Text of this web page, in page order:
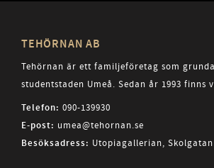
TEHÖRNAN AB
Tehörnan är ett familjeföretag som
studentstaden Umeå. Sedan år 1993 finns
Telefon: 090-139930
E-post: umea@tehornan.se
Besöksadress: Utopiagallerian, Skolgatan